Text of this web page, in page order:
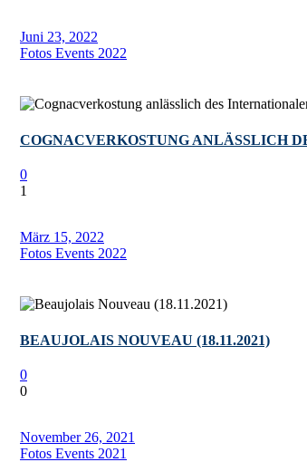
Juni 23, 2022
Fotos Events 2022
COGNACVERKOSTUNG ANLÄSSLICH
0
1
März 15, 2022
Fotos Events 2022
BEAUJOLAIS NOUVEAU (18.11.2021)
0
0
November 26, 2021
Fotos Events 2021